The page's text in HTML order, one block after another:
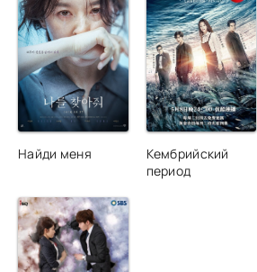
Найди меня
Кембрийский
период